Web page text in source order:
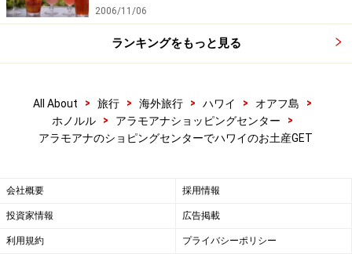
貼られた缶入り（50グラム入り10ドル）は、女性へのお
ハワイ限定のお土産！おすすめ雑貨＆お菓子
■Lupicia
住所：アラモアナセンター 1階山側中央
営業時間：月～土曜9:30～21:00 日曜10:00～19:00
2006/11/06
ランキングをもっと見る
All About > 旅行 > 海外旅行 > ハワイ > オアフ島
>
ホノルル
> アラモアナショッピングセンター
>
アラモアナのショピングセンターでハワイのお土産GET
会社概要 採用情報
投資家情報 広告掲載
利用規約 プライバシーポリシー